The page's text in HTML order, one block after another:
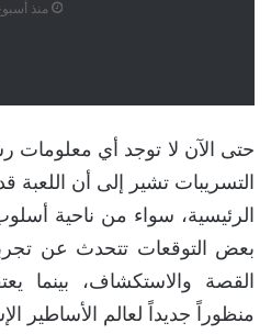
منذ
حتى الآن لا توجد أي
التسريبات تشير إلى أن اللعبة
الرئيسية، سواء من ناحية
بعض التوقعات تتحدث عن
القصة والاستكشاف، بينما
منظوراً جديداً لعالم الأساطير